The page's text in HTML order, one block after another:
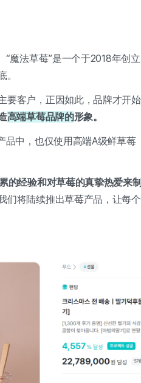
魔法草莓”是一个于2018年创
。
要客户，正因如此，品牌才开
高端草莓品牌的形象。
中，也仅使用高端A级鲜草莓
的经验和对草莓的真挚热爱来
们将陆续推出草莓产品，让每